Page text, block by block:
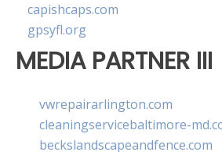
capishcaps.com
gpsyfl.org
MEDIA PARTNER III
vwrepairarlington.com
cleaningservicebaltimore-
beckslandscapeandfence.com